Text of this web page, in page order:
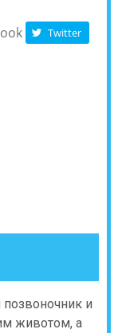
Twitter
и
животом, а